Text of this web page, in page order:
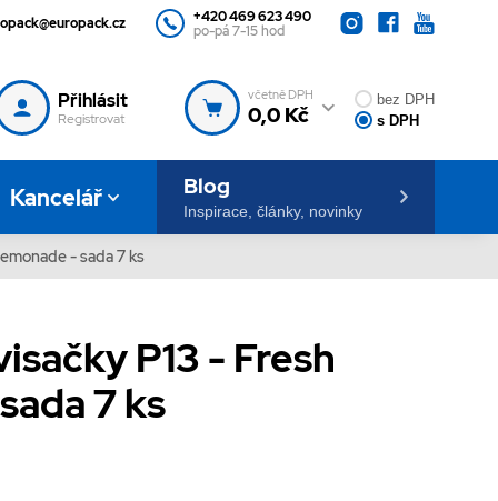
+420 469 623 490
po-pá 7-15 hod
Přihlásit
Registrovat
včetně DPH
0,0 Kč
bez DPH
s DPH
Kancelář Blog
Inspirace, články, novinky
- sada 7 ks
P13 - Fresh
7 ks